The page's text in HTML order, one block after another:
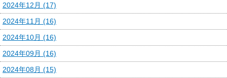
2024年12月 (17)
2024年11月 (16)
2024年10月 (16)
2024年09月 (16)
2024年08月 (15)